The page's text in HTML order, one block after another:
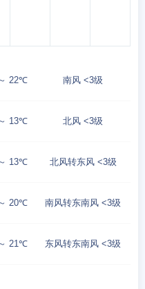
22℃ 南风 <3级
13℃ 北风 <3级
13℃ 北风转东风 <3级
20℃ 南风转东南风 <3级
21℃ 东风转东南风 <3级